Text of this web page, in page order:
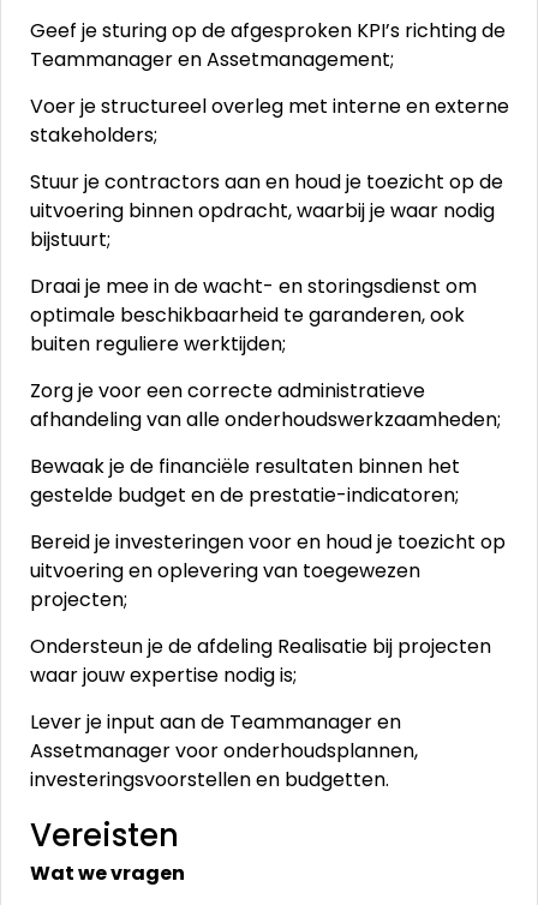
Geef je sturing op de afgesproken KPI’s richting de
Teammanager en Assetmanagement;
Voer je structureel overleg met interne en externe
stakeholders;
Stuur je contractors aan en houd je toezicht op de
uitvoering binnen opdracht, waarbij je waar nodig
bijstuurt;
Draai je mee in de wacht- en storingsdienst om
optimale beschikbaarheid te garanderen, ook
buiten reguliere werktijden;
Zorg je voor een correcte administratieve
afhandeling van alle onderhoudswerkzaamheden;
Bewaak je de financiële resultaten binnen het
gestelde budget en de prestatie-indicatoren;
Bereid je investeringen voor en houd je toezicht op
uitvoering en oplevering van toegewezen
projecten;
Ondersteun je de afdeling Realisatie bij projecten
waar jouw expertise nodig is;
Lever je input aan de Teammanager en
Assetmanager voor onderhoudsplannen,
investeringsvoorstellen en budgetten.
Vereisten
Wat we vragen